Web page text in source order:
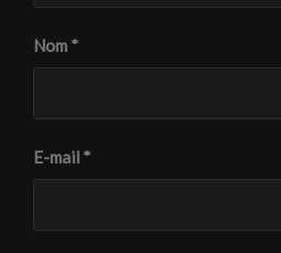
Nom *
E-mail *